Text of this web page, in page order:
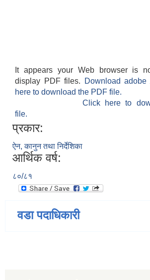
It appears your Web browser is
display PDF files.
Download
here to download the PDF file.
Click here to
file.
प्रकार:
ऐन, कानुन तथा निर्देशिका
आर्थिक वर्ष:
८०/८१
वडा पदाधिकारी